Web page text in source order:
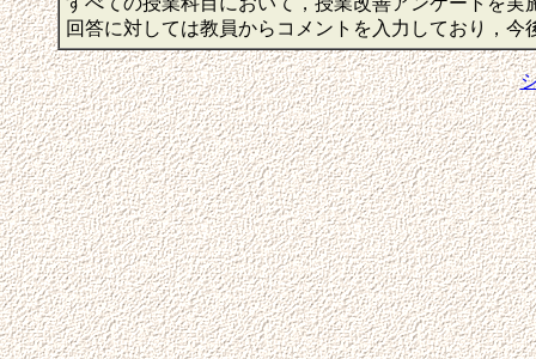
回答に対しては教員からコメントを入力しており，